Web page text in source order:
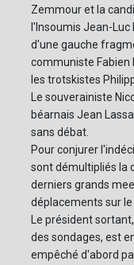
Zemmour et la
l'Insoumis Jean-
d'une gauche
communiste Fabien
les trotskistes
Le souverainiste
béarnais Jean
sans débat.
Pour conjurer
sont démultipliés la
derniers grands
déplacements sur le
Le président
des sondages, est
empêché d'abord